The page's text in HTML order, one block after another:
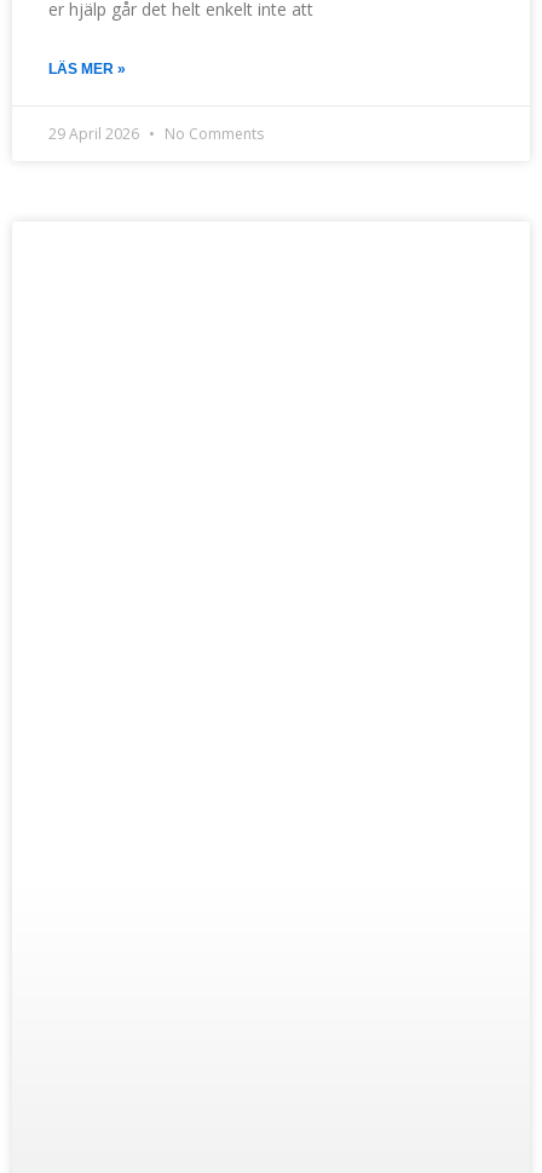
er hjälp går det helt enkelt inte att
LÄS MER »
29 April 2026 No Comments